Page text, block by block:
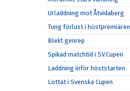
Urladdning mot Åtvidaberg
Tung förlust i höstpremiären
Blekt genrep
Spikad matchtid i SV.Cupen
Laddning inför höststarten
Lottat i Svenska Cupen